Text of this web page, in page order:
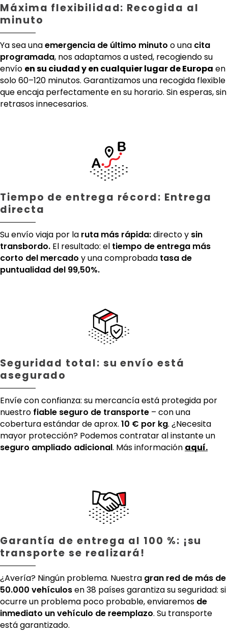
Máxima flexibilidad: Recogida al
minuto
Ya sea unaemergencia de último minuto o una cita
programada, nos adaptamos a usted, recogiendo su
envío en su ciudad y en cualquier lugar de Europa en
solo 60–120 minutos. Garantizamos una recogida flexible
que encaja perfectamente en su horario. Sin esperas, sin
retrasos innecesarios.
Tiempo de entrega récord: Entrega
directa
Su envío viaja por la ruta más rápida:directo y sin
transbordo. El resultado: el tiempo de entrega más
corto del mercado y una comprobada tasa de
puntualidad del 99,50%.
Seguridad total: su envío está
asegurado
Envíe con confianza: su mercancía está protegida por
nuestro fiable seguro de transporte – con una
cobertura estándar de aprox. 10 € por kg. ¿Necesita
mayor protección? Podemos contratar al instante un
seguro ampliado adicional. Más información aquí.
Garantía de entrega al 100 %: ¡su
transporte se realizará!
¿Avería? Ningún problema. Nuestra gran red de más de
50.000 vehículosen 38 países garantiza su seguridad: si
ocurre un problema poco probable, enviaremos de
inmediato un vehículo de reemplazo. Su transporte
está garantizado.